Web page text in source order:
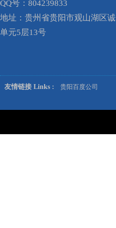
QQ号：804239833
地址：贵州省贵阳市观山湖区
单元5层13号
友情链接 Links : 贵阳百度公司